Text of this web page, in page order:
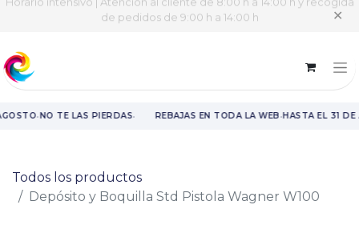
Horario intensivo | Atención al cliente de 8:00 h a 14:00 h y recogida
de pedidos de 9:00 h a 14:00 h
✕
·NO TE LAS PIERDAS· REBAJAS EN TODA LA WEB·HASTA EL 31 DE
Todos los productos
Depósito y Boquilla Std Pistola Wagner W100